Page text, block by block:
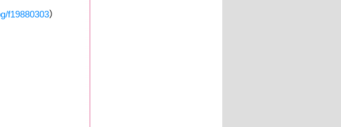
f19880303）